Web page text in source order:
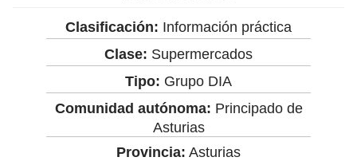
Clasificación: Información práctica
Clase: Supermercados
Tipo: Grupo DIA
Comunidad autónoma: Principado de
Asturias
Provincia: Asturias